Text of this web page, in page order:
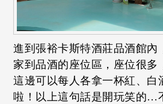
進到張裕卡斯特酒莊品酒館內
家到品酒的座位區，座位很多
這邊可以每人各拿一杯紅、
啦！以上這句話是開玩笑的…